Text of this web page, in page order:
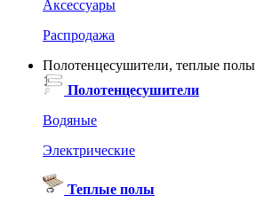
Аксессуары
Распродажа
Полотенцесушители, теплые полы
Полотенцесушители
Водяные
Электрические
Теплые полы